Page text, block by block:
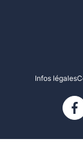
Infos légales